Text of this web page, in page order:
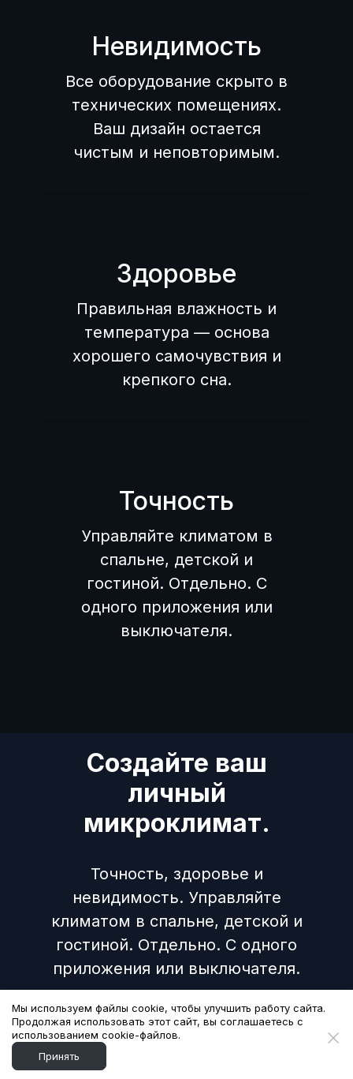
Невидимость
Все оборудование скрыто в
технических помещениях.
Ваш дизайн остается
чистым и неповторимым.
Здоровье
Правильная влажность и
температура — основа
хорошего самочувствия и
крепкого сна.
Точность
Управляйте климатом в
спальне, детской и
гостиной. Отдельно. С
одного приложения или
выключателя.
Создайте ваш
личный
микроклимат.
Точность, здоровье и
невидимость. Управляйте
климатом в спальне, детской и
гостиной. Отдельно. С одного
приложения или выключателя.
Создать личный микроклимат
Обсудить проект с инженером
Мы используем файлы cookie, чтобы улучшить работу сайта.
Продолжая использовать этот сайт, вы соглашаетесь с
использованием cookie-файлов.
Принять